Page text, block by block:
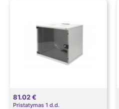
81.02 €
Pristatymas 1 d.d.